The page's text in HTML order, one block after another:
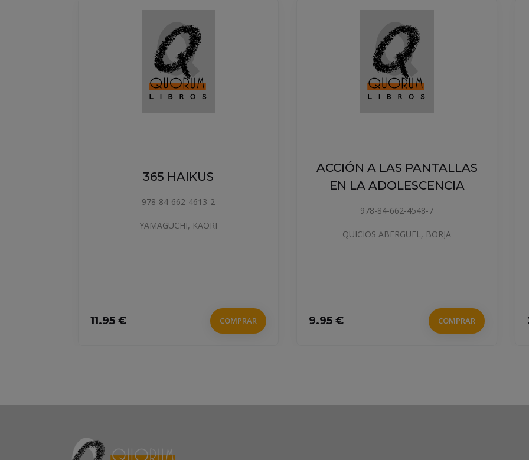
365 HAIKUS
978-84-662-4613-2
YAMAGUCHI, KAORI
11.95 € COMPRAR
ACCIÓN A LAS PANTALLAS
EN LA ADOLESCENCIA
978-84-662-4548-7
QUICIOS ABERGUEL, BORJA
9.95 € COMPRAR